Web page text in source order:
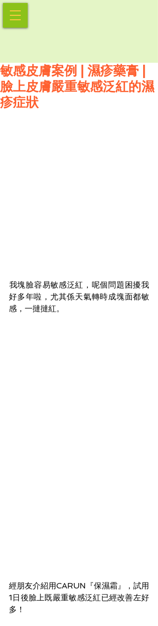
敏感皮膚案例 | 濕疹藥膏 |
臉上皮膚嚴重敏感泛紅的濕
疹症狀
​我塊臉容易敏感泛紅，呢個問題困擾我
好多年啦，尤其係天氣轉時成塊面都敏
感，一撻撻紅。
經朋友介紹用CARUN『保濕霜』，試用
1日後臉上既嚴重敏感泛紅已經改善左好
多！